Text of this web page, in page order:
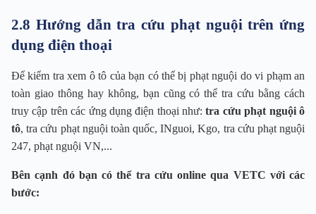
2.8 Hướng dẫn tra cứu phạt nguội trên ứng
dụng điện thoại
Để kiểm tra xem ô tô của bạn có thể bị phạt nguội do vi phạm an
toàn giao thông hay không, bạn cũng có thể tra cứu bằng cách
truy cập trên các ứng dụng điện thoại như:tra cứu phạt nguội ô
tô, tra cứu phạt nguội toàn quốc, INguoi, Kgo, tra cứu phạt nguội
247, phạt nguội VN,...
Bên cạnh đó bạn có thể tra cứu online qua VETC với các
bước: